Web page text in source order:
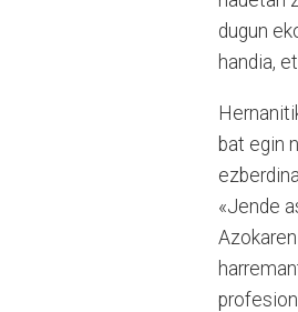
dugun
handia,
bat egin
«Jende